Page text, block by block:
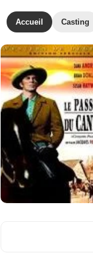
Accueil Casting